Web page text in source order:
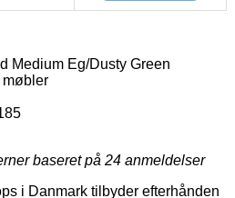
Medium Eg/Dusty Green
møbler
baseret på 24 anmeldelser
i Danmark tilbyder efterhånden